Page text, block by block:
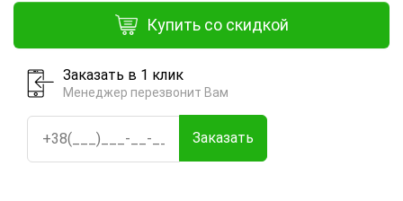
Купить со скидкой
Заказать в 1 клик
Менеджер перезвонит Вам
Заказать